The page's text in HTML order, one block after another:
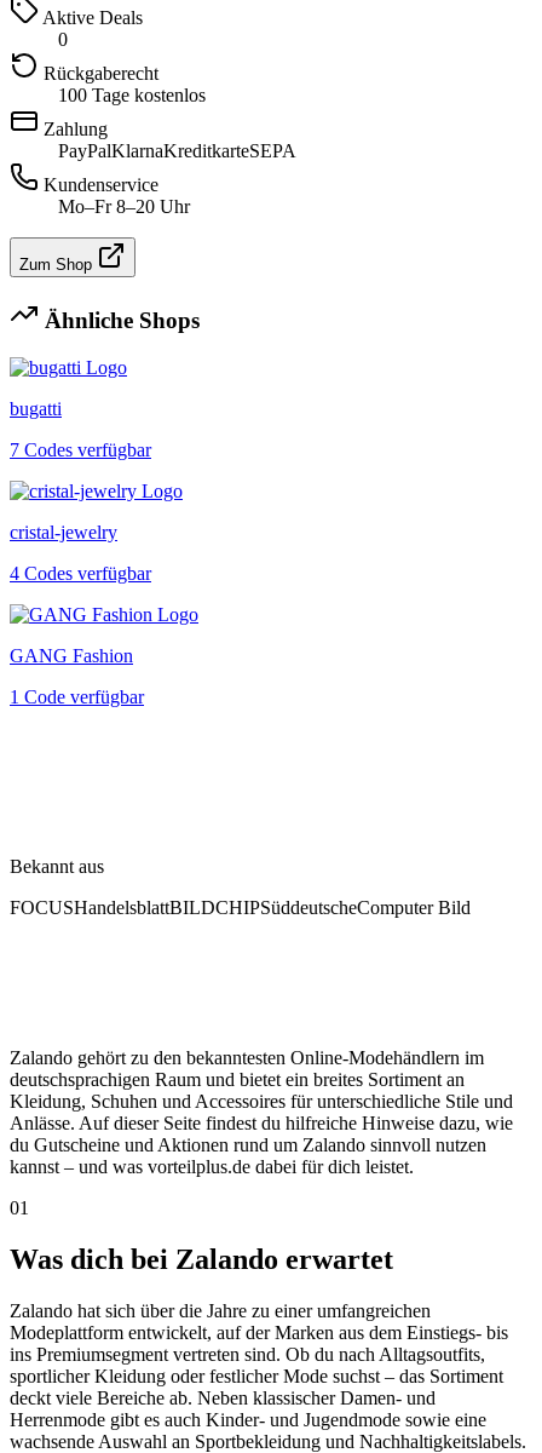
Aktive Deals
0
Rückgaberecht
100 Tage kostenlos
Zahlung
PayPalKlarnaKreditkarteSEPA
Kundenservice
Mo–Fr 8–20 Uhr
Zum Shop
Ähnliche Shops
bugatti
7 Codes verfügbar
cristal-jewelry
4 Codes verfügbar
GANG Fashion
1 Code verfügbar
Bekannt aus
FOCUSHandelsblattBILDCHIPSüddeutscheComputer Bild
Zalando gehört zu den bekanntesten Online-Modehändlern im
deutschsprachigen Raum und bietet ein breites Sortiment an
Kleidung, Schuhen und Accessoires für unterschiedliche Stile und
Anlässe. Auf dieser Seite findest du hilfreiche Hinweise dazu, wie
du Gutscheine und Aktionen rund um Zalando sinnvoll nutzen
kannst – und was vorteilplus.de dabei für dich leistet.
01
Was dich bei Zalando erwartet
Zalando hat sich über die Jahre zu einer umfangreichen
Modeplattform entwickelt, auf der Marken aus dem Einstiegs- bis
ins Premiumsegment vertreten sind. Ob du nach Alltagsoutfits,
sportlicher Kleidung oder festlicher Mode suchst – das Sortiment
deckt viele Bereiche ab. Neben klassischer Damen- und
Herrenmode gibt es auch Kinder- und Jugendmode sowie eine
wachsende Auswahl an Sportbekleidung und Nachhaltigkeitslabels.